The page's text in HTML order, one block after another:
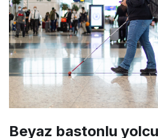
Beyaz bastonlu